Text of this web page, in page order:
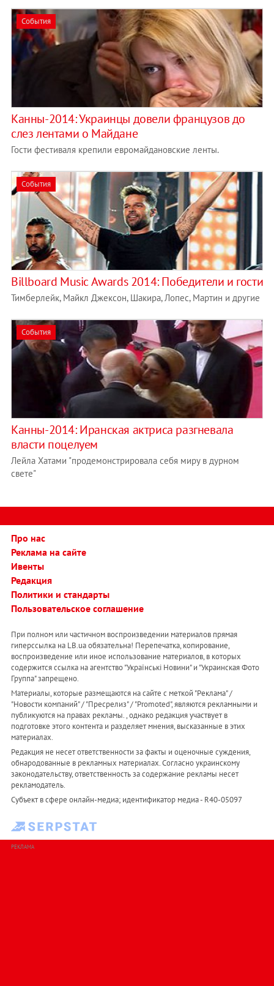
События
Канны-2014: Украинцы довели французов до
слез лентами о Майдане
Гости фестиваля крепили евромайдановские ленты.
События
Billboard Music Awards 2014: Победители и гости
Тимберлейк, Майкл Джексон, Шакира, Лопес, Мартин и другие
События
Канны-2014: Иранская актриса разгневала
власти поцелуем
Лейла Хатами "продемонстрировала себя миру в дурном
свете"
Про нас
Реклама на сайте
Ивенты
Редакция
Политики и стандарты
Пользовательское соглашение
При полном или частичном воспроизведении материалов прямая
гиперссылка на LB.ua обязательна! Перепечатка, копирование,
воспроизведение или иное использование материалов, в которых
содержится ссылка на агентство "Українськi Новини" и "Украинская Фото
Группа" запрещено.
Материалы, которые размещаются на сайте с меткой "Реклама" /
"Новости компаний" / "Пресрелиз" / "Promoted", являются рекламными и
публикуются на правах рекламы. , однако редакция участвует в
подготовке этого контента и разделяет мнения, высказанные в этих
материалах.
Редакция не несет ответственности за факты и оценочные суждения,
обнародованные в рекламных материалах. Согласно украинскому
законодательству, ответственность за содержание рекламы несет
рекламодатель.
Субъект в сфере онлайн-медиа; идентификатор медиа - R40-05097
РЕКЛАМА